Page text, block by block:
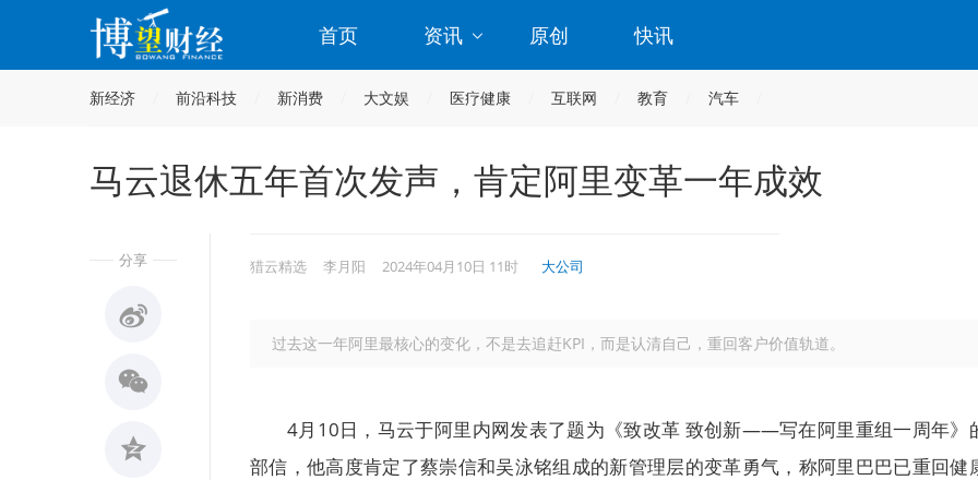
首页 资讯 原创 快讯
新经济 前沿科技 新消费 大文娱 医疗健康 互联网 教育 汽车
马云退休五年首次发声，肯定阿里变革一年成效
分享 猎云精选 李月阳 2024年04月10日 11时 大公司
过去这一年阿里最核心的变化，不是去追赶KPI，而是认清自己，重回客户价值轨道。
4月10日，马云于阿里内网发表了题为《致改革 致创新——写在阿里重组一周年》
部信，他高度肯定了蔡崇信和吴泳铭组成的新管理层的变革勇气，称阿里巴巴已重回健